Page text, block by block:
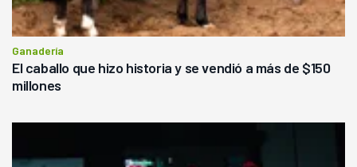
Ganadería
El caballo que hizo historia y se vendió a más de $150
millones